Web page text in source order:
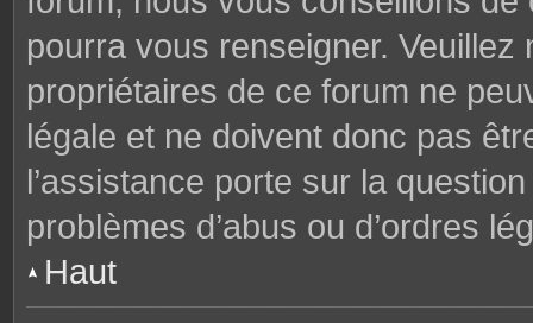
pourra vous renseigner.
propriétaires de ce forum ne
légale et ne doivent donc pas
l’assistance porte sur la
problèmes d’abus ou d’ordres
Haut